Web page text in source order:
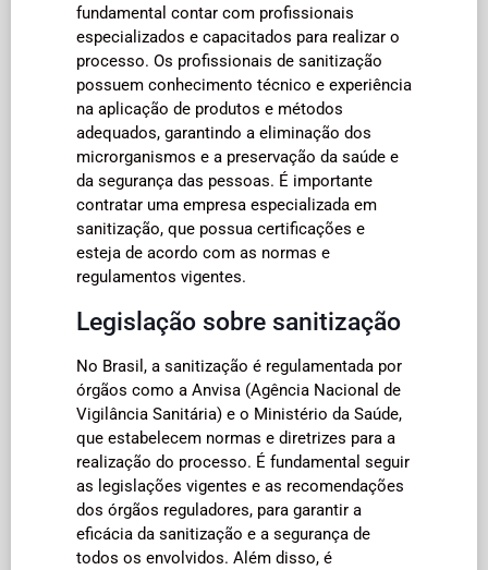
fundamental contar com profissionais
especializados e capacitados para realizar o
processo. Os profissionais de sanitização
possuem conhecimento técnico e experiência
na aplicação de produtos e métodos
adequados, garantindo a eliminação dos
microrganismos e a preservação da saúde e
da segurança das pessoas. É importante
contratar uma empresa especializada em
sanitização, que possua certificações e
esteja de acordo com as normas e
regulamentos vigentes.
Legislação sobre sanitização
No Brasil, a sanitização é regulamentada por
órgãos como a Anvisa (Agência Nacional de
Vigilância Sanitária) e o Ministério da Saúde,
que estabelecem normas e diretrizes para a
realização do processo. É fundamental seguir
as legislações vigentes e as recomendações
dos órgãos reguladores, para garantir a
eficácia da sanitização e a segurança de
todos os envolvidos. Além disso, é